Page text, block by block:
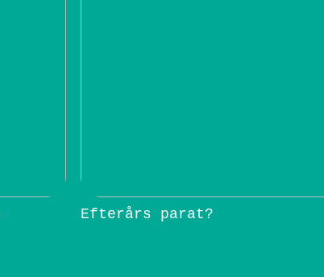
Efterårs parat?